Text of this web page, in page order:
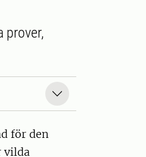
prover,
för den
vilda